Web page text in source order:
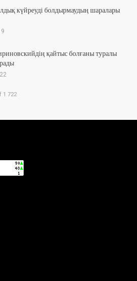
күйреуді болдырмаудың шаралары
қайтыс болғаны туралы
1 722